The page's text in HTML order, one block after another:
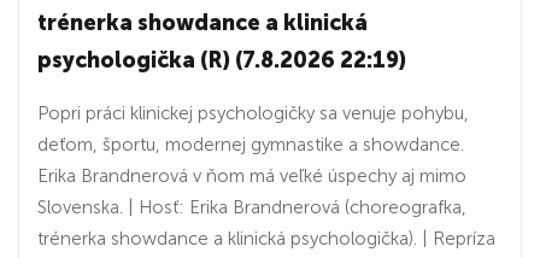
trénerka showdance a klinická
psychologička (R) (7.8.2026 22:19)
Popri práci klinickej psychologičky sa venuje pohybu,
deťom, športu, modernej gymnastike a showdance.
Erika Brandnerová v ňom má veľké úspechy aj mimo
Slovenska. | Hosť: Erika Brandnerová (choreografka,
trénerka showdance a klinická psychologička). | Repríza